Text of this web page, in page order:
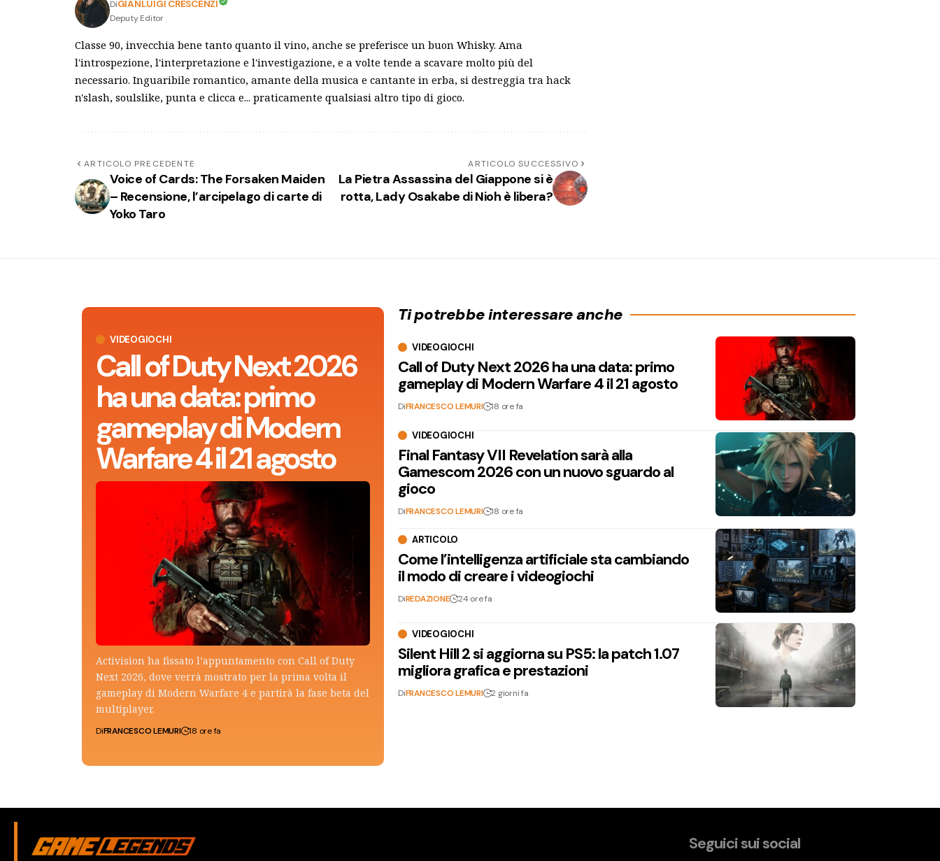
DiGIANLUIGI CRESCENZI
Deputy Editor
Classe 90, invecchia bene tanto quanto il vino, anche se preferisce un buon Whisky. Ama
l'introspezione, l'interpretazione e l'investigazione, e a volte tende a scavare molto più del
necessario. Inguaribile romantico, amante della musica e cantante in erba, si destreggia tra hack
n'slash, soulslike, punta e clicca e... praticamente qualsiasi altro tipo di gioco.
ARTICOLO PRECEDENTE
Voice of Cards: The Forsaken Maiden
– Recensione, l’arcipelago di carte di
Yoko Taro
ARTICOLO SUCCESSIVO
La Pietra Assassina del Giappone si è
rotta, Lady Osakabe di Nioh è libera?
VIDEOGIOCHI
Call of Duty Next 2026
ha una data: primo
gameplay di Modern
Warfare 4 il 21 agosto
Activision ha fissato l’appuntamento con Call of Duty
Next 2026, dove verrà mostrato per la prima volta il
gameplay di Modern Warfare 4 e partirà la fase beta del
multiplayer.
DiFRANCESCO LEMURI 18 ore fa
Ti potrebbe interessare anche
VIDEOGIOCHI
Call of Duty Next 2026 ha una data: primo
gameplay di Modern Warfare 4 il 21 agosto
DiFRANCESCO LEMURI 18 ore fa
VIDEOGIOCHI
Final Fantasy VII Revelation sarà alla
Gamescom 2026 con un nuovo sguardo al
gioco
DiFRANCESCO LEMURI 18 ore fa
ARTICOLO
Come l’intelligenza artificiale sta cambiando
il modo di creare i videogiochi
DiREDAZIONE 24 ore fa
VIDEOGIOCHI
Silent Hill 2 si aggiorna su PS5: la patch 1.07
migliora grafica e prestazioni
DiFRANCESCO LEMURI 2 giorni fa
Seguici sui social